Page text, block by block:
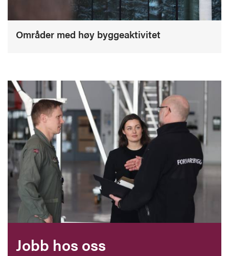
Områder med høy byggeaktivitet
Jobb hos oss